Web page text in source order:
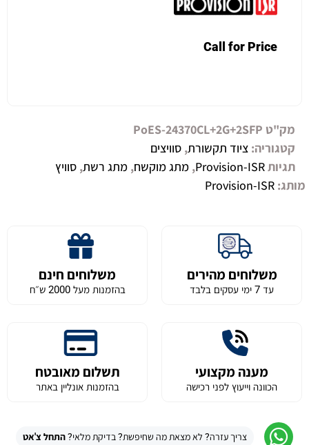
Call for Price
מק"ט PoES-24370CL+2G+2SFP
קטגוריה: ציוד תקשורת, סוויצים
תגיותProvision-ISR
, מתג מוקשח, מתג רשת, סוויץ
מותג:Provision-ISR
משלוחים מהירים
עד 7 ימי עסקים בלבד
משלוחים חינם
בהזמנות מעל 2000 ש״ח
מענה מקצועי
הכוונה וייעוץ לפני רכישה
תשלום מאובטח
בהזמנות אונליין באתר
צריך עזרה? לא מצאת מה שחיפשת? בדיקת מלאי?התחל צ'אט